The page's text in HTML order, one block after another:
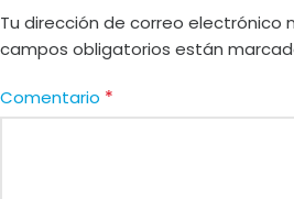
Tu dirección de correo electrónico
campos obligatorios están
Comentario *